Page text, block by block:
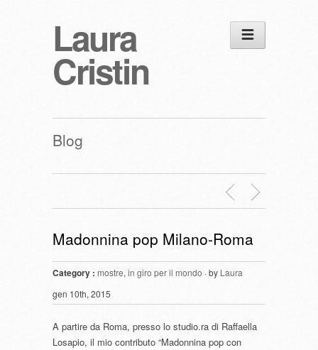
Laura
Cristin
Blog
Madonnina pop Milano-Roma
Category : mostre, in giro per il mondo · by Laura
gen 10th, 2015
A partire da Roma, presso lo studio.ra di Raffaella
Losapio, il mio contributo “Madonnina pop con